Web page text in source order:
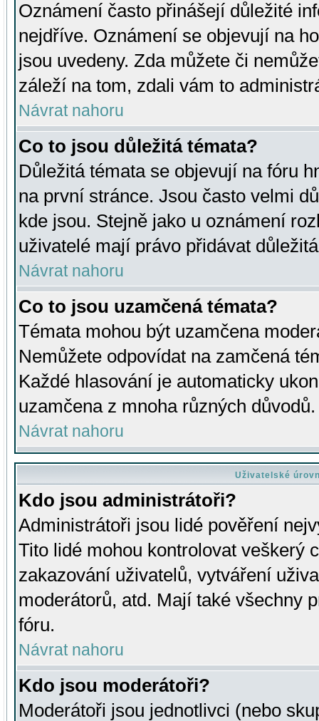
Oznámení často přinášejí důležité
nejdříve. Oznámení se objevují na
jsou uvedeny. Zda můžete či
záleží na tom, zdali vám to
Návrat nahoru
Co to jsou důležitá témata?
Důležitá témata se objevují na fóru
na první stránce. Jsou často velmi
kde jsou. Stejně jako u oznámení
uživatelé mají právo přidávat
Návrat nahoru
Co to jsou uzamčená témata?
Témata mohou být uzamčena
Nemůžete odpovídat na zamčená
Každé hlasování je automaticky
uzamčena z mnoha různých důvodů.
Návrat nahoru
Uživatelské
Kdo jsou administrátoři?
Administrátoři jsou lidé pověření
Tito lidé mohou kontrolovat veškerý
zakazování uživatelů, vytváření
moderátorů, atd. Mají také všechny
fóru.
Návrat nahoru
Kdo jsou moderátoři?
Moderátoři jsou jednotlivci (nebo